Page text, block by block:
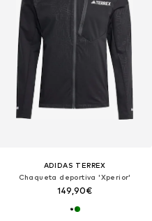
ADIDAS TERREX
Chaqueta deportiva 'Xperior'
149,90€